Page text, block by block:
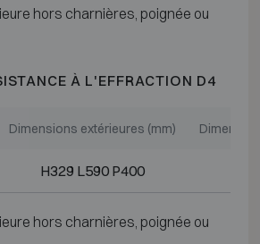
hors charnières, poignée ou
À L'EFFRACTION D4
Dimensions extérieures (mm)
H329 L590 P400
hors charnières, poignée ou